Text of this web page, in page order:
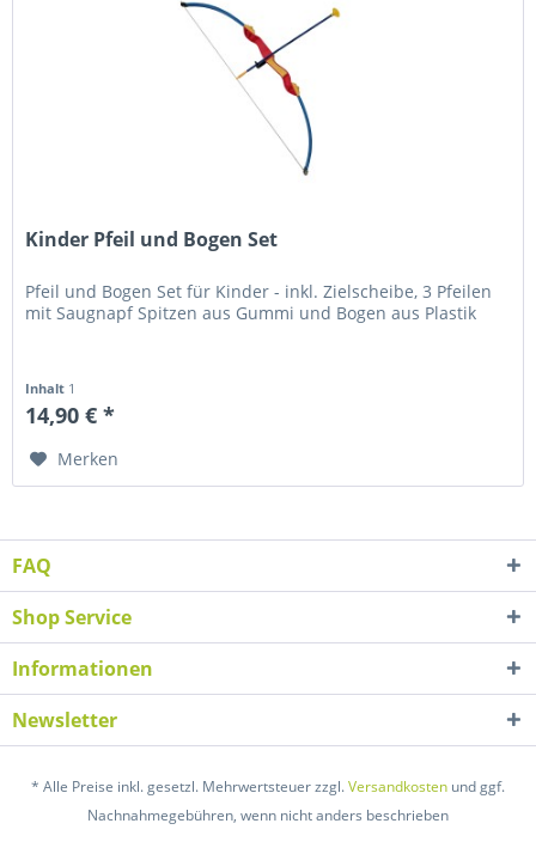
Kinder Pfeil und Bogen Set
Pfeil und Bogen Set für Kinder - inkl. Zielscheibe, 3 Pfeilen
mit Saugnapf Spitzen aus Gummi und Bogen aus Plastik
Inhalt 1
14,90 € *
Merken
FAQ
Shop Service
Informationen
Newsletter
* Alle Preise inkl. gesetzl. Mehrwertsteuer zzgl.Versandkosten und ggf.
Nachnahmegebühren, wenn nicht anders beschrieben